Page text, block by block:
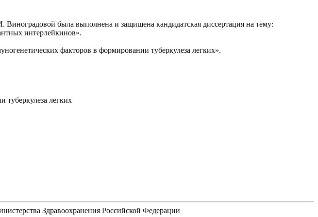
была выполнена и защищена кандидатская диссертация на тему:
интерлейкинов».
факторов в формировании туберкулеза легких».
туберкулеза легких
Здравоохранения Российской Федерации